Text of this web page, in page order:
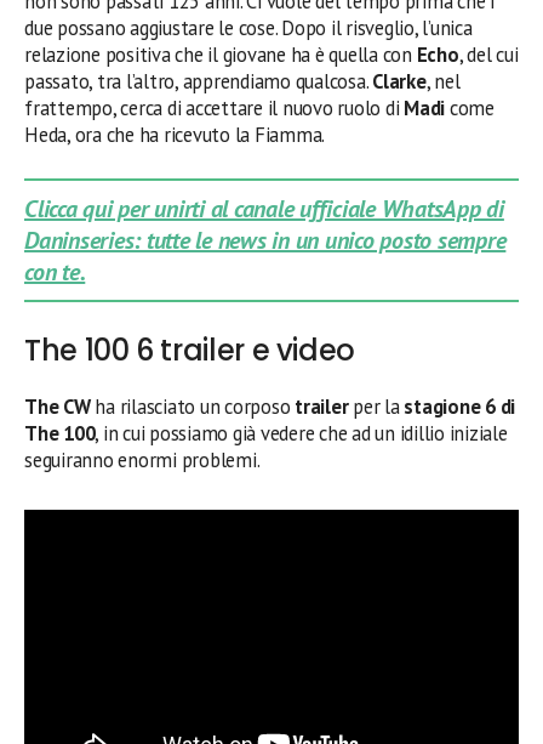
due possano aggiustare le cose. Dopo il risveglio, l’unica
relazione positiva che il giovane ha è quella con Echo, del cui
passato, tra l’altro, apprendiamo qualcosa.Clarke, nel
frattempo, cerca di accettare il nuovo ruolo di Madicome
Heda, ora che ha ricevuto la Fiamma.
Clicca qui per unirti al canale ufficiale WhatsApp di
Daninseries: tutte le news in un unico posto sempre
con te.
The 100 6 trailer e video
The CWha rilasciato un corposo trailerper lastagione 6 di
The 100, in cui possiamo già vedere che ad un idillio iniziale
seguiranno enormi problemi.